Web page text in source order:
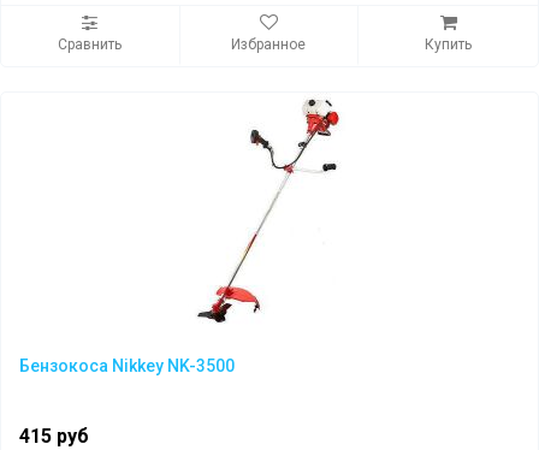
Сравнить Избранное Купить
Бензокоса Nikkey NK-3500
415 руб